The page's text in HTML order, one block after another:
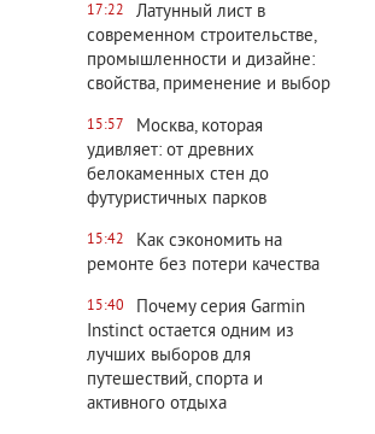
17:22
Латунный лист в
современном строительстве,
промышленности и дизайне:
свойства, применение и выбор
15:57
Москва, которая
удивляет: от древних
белокаменных стен до
футуристичных парков
15:42
Как сэкономить на
ремонте без потери качества
15:40
Почему серия Garmin
Instinct остается одним из
лучших выборов для
путешествий, спорта и
активного отдыха